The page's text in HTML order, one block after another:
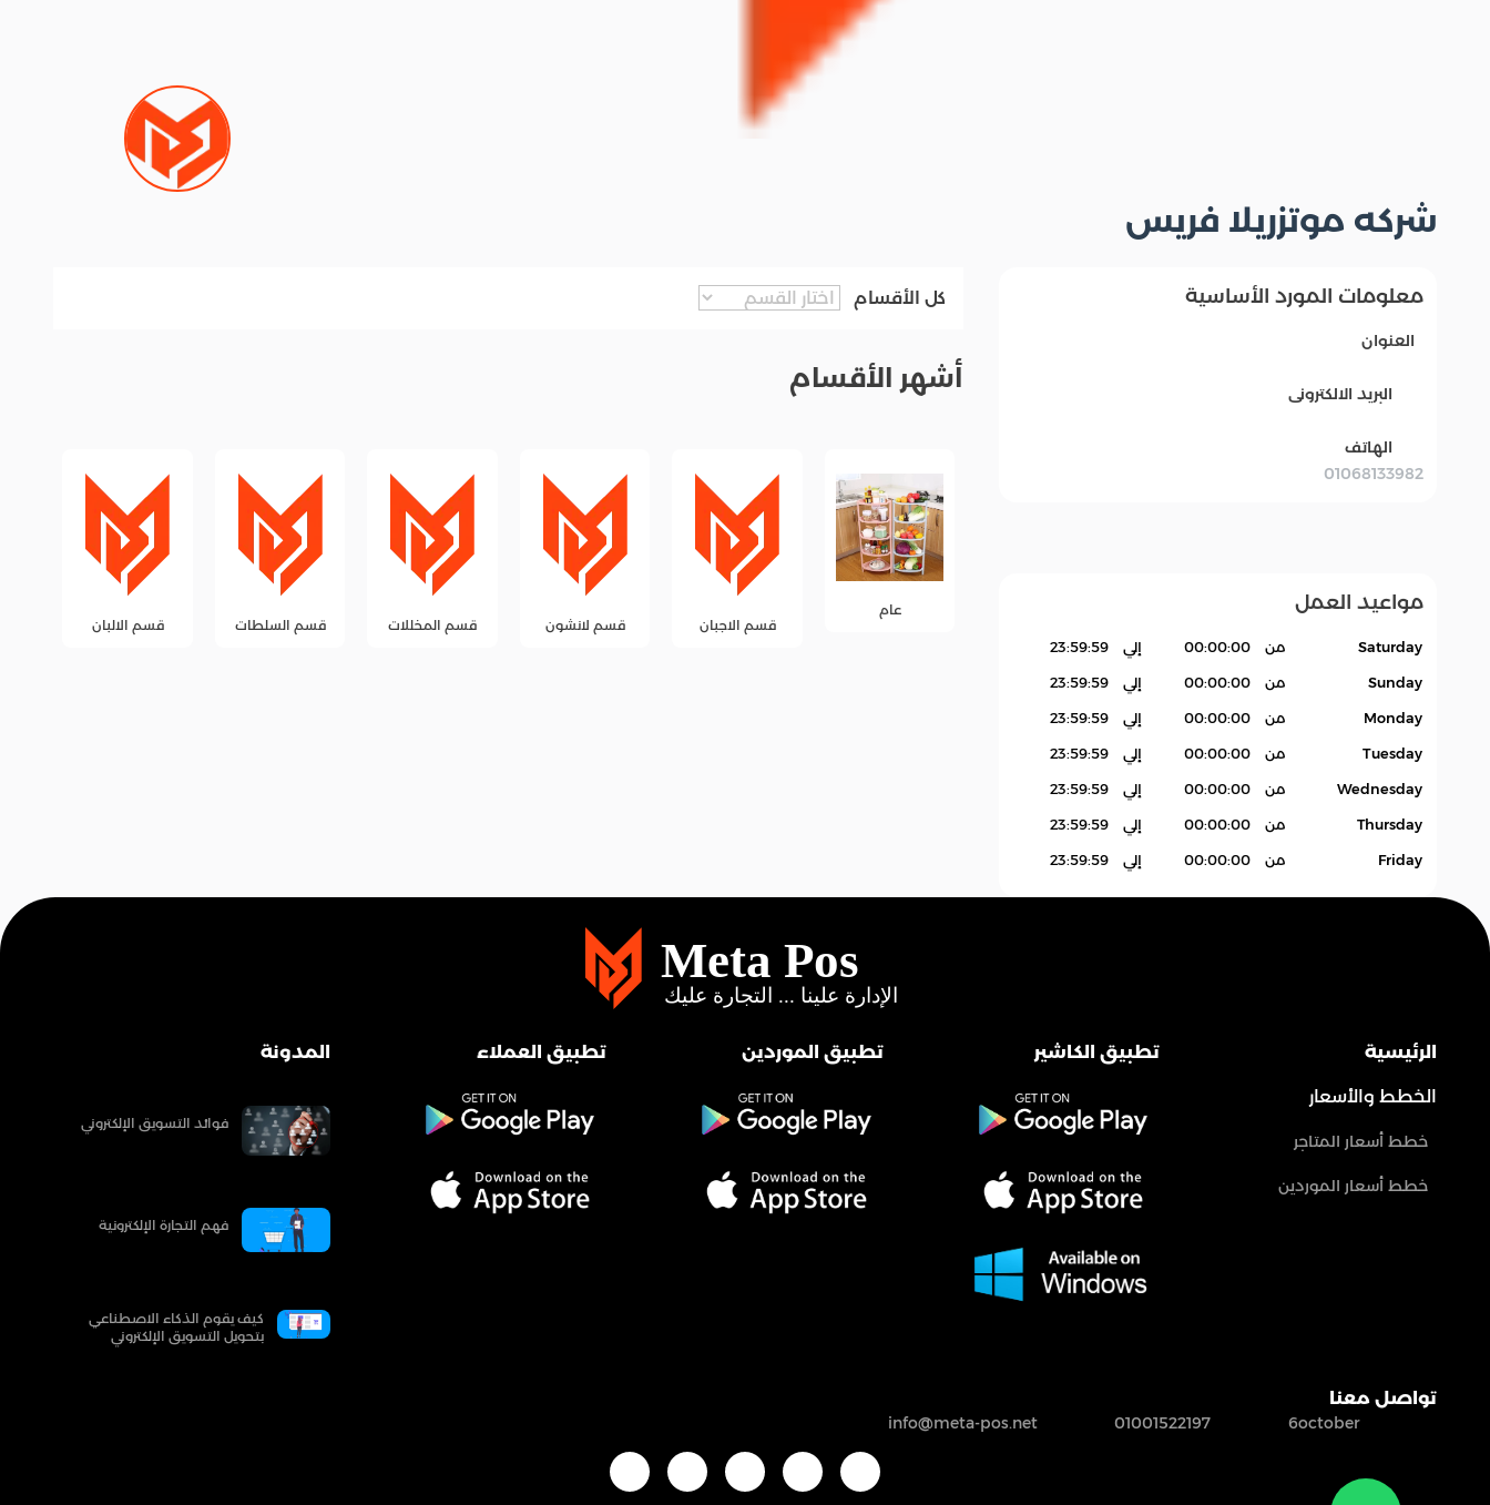
شركه موتزريلا فريس
معلومات المورد الأساسية
العنوان
البريد الالكترونى
الهاتف
01068133982
مواعيد العمل
Saturday من 00:00:00 إلي 23:59:59
Sunday من 00:00:00 إلي 23:59:59
Monday من 00:00:00 إلي 23:59:59
Tuesday من 00:00:00 إلي 23:59:59
Wednesday من 00:00:00 إلي 23:59:59
Thursday من 00:00:00 إلي 23:59:59
Friday من 00:00:00 إلي 23:59:59
كل الأقسام
أشهر الأقسام
قسم الاجبان
قسم لانشون قسم المخللات قسم السلطات قسم الالبان قسم الزيوت
الرئيسية
الخطط والأسعار
خطط أسعار المتاجر
خطط أسعار الموردين
تطبيق الكاشير تطبيق الموردين تطبيق العملاء المدونة
فوائد التسويق الإلكتروني
فهم التجارة الإلكترونية
كيف يقوم الذكاء الاصطناعي
بتحويل التسويق الإلكتروني
تواصل معنا
6october
01001522197
info@meta-pos.net